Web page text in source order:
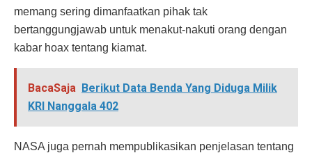
memang sering dimanfaatkan pihak tak
bertanggungjawab untuk menakut-nakuti orang dengan
kabar hoax tentang kiamat.
BacaSaja Berikut Data Benda Yang Diduga Milik
KRI Nanggala 402
NASA juga pernah mempublikasikan penjelasan tentang